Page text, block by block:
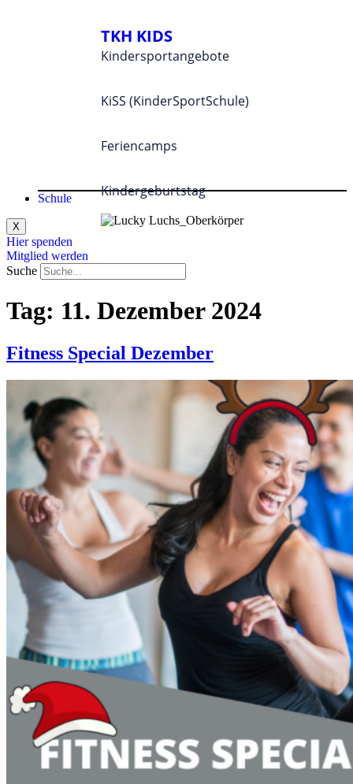
TKH KIDS
Kindersportangebote
KiSS (KinderSportSchule)
Feriencamps
Kindergeburtstag
Schule
X
Hier spenden
Mitglied werden
Suche
Tag: 11. Dezember 2024
Fitness Special Dezember